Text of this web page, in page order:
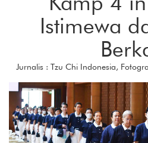
Istimewa
Jurnalis : Tzu Chi Indonesia,